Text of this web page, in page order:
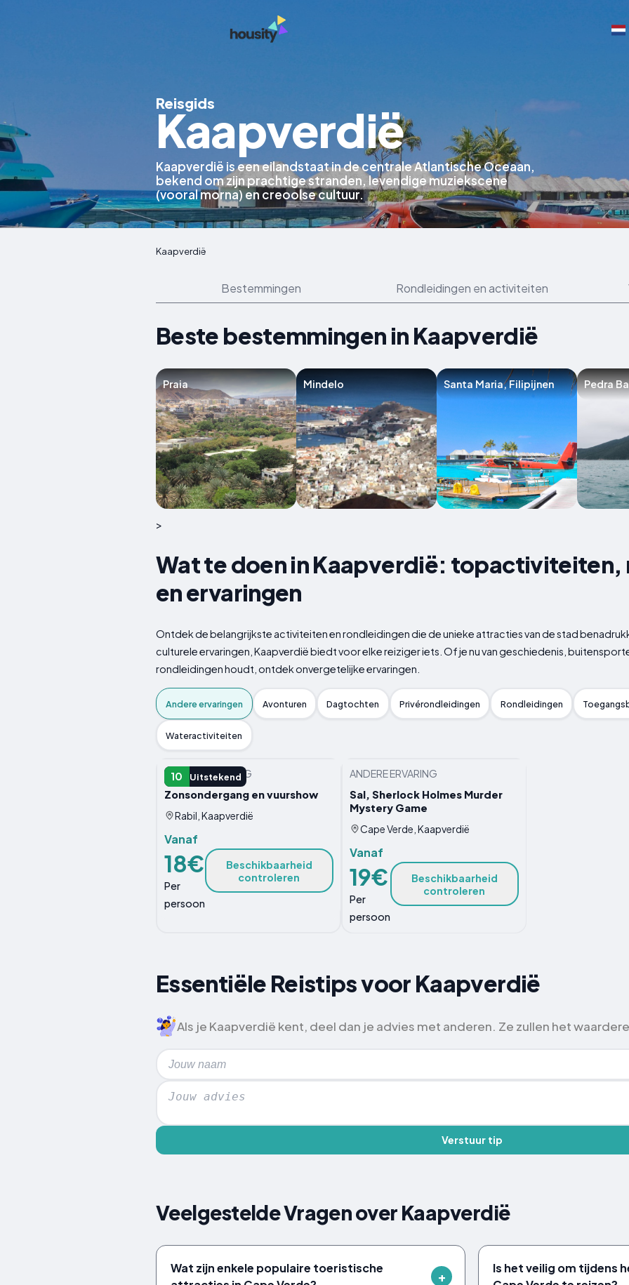
Reisgids
Kaapverdië
Kaapverdië is een eilandstaat in de centrale Atlantische Oceaan,
bekend om zijn prachtige stranden, levendige muziekscene
(vooral morna) en creoolse cultuur.
Kaapverdië
Bestemmingen Rondleidingen en activiteiten
Beste bestemmingen in Kaapverdië
Praia Mindelo Santa Maria, Filipijnen Pedra
>
Wat te doen in Kaapverdië:
en ervaringen
Ontdek de belangrijkste activiteiten en rondleidingen die de unieke attracties van de stad
culturele ervaringen, Kaapverdië biedt voor elke reiziger iets. Of je nu van geschiedenis,
rondleidingen houdt, ontdek onvergetelijke ervaringen.
Andere ervaringen Avonturen Dagtochten Privérondleidingen Rondleidingen
Wateractiviteiten
10 Uitstekend
ANDERE ERVARING
Zonsondergang en vuurshow
Rabil, Kaapverdië
Vanaf
18€
Per
persoon
Beschikbaarheid
controleren
ANDERE ERVARING
Sal, Sherlock Holmes Murder
Mystery Game
Cape Verde, Kaapverdië
Vanaf
19€
Per
persoon
Beschikbaarheid
controleren
Essentiële Reistips voor Kaapverdië
Als je Kaapverdië kent, deel dan je advies met anderen. Ze zullen het
Verstuur tip
Veelgestelde Vragen over Kaapverdië
Wat zijn enkele populaire toeristische
Is het veilig om tijdens